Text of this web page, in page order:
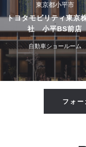
東京都小平市
トヨタモビリティ東京
社 小平BS前店
自動車ショールーム
フォ